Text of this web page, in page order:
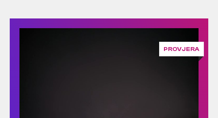
PROVJERA